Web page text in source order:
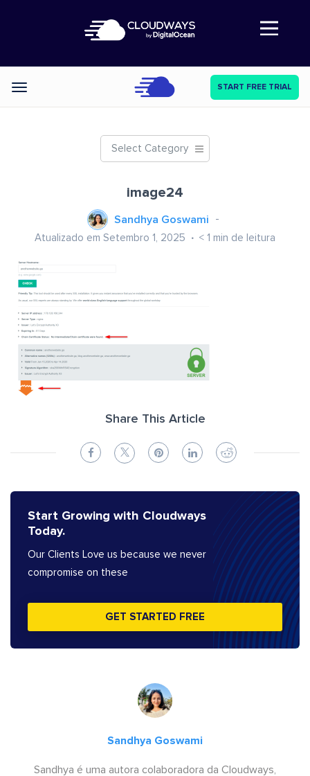
Abre a navegação
Categories START FREE TRIAL
Select Category
image24
Sandhya Goswami
Atualizado em Setembro 1, 2025 < 1 min de leitura
Share This Article
Start Growing with Cloudways
Today.
Our Clients Love us because we never
compromise on these
GET STARTED FREE
Sandhya Goswami
Sandhya é uma autora colaboradora da Cloudways,